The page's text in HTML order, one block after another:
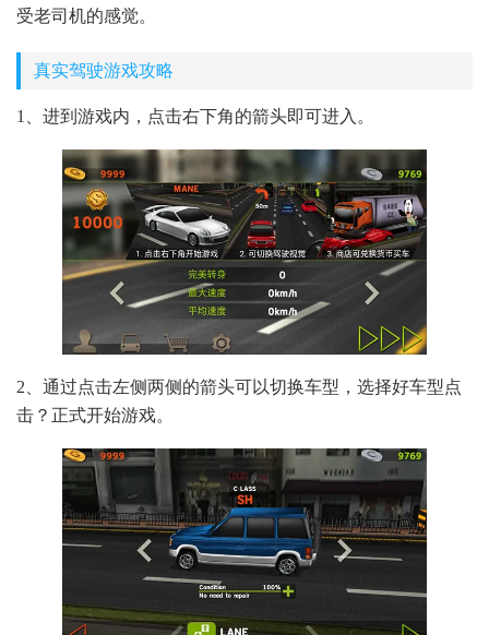
受老司机的感觉。
真实驾驶游戏攻略
1、进到游戏内，点击右下角的箭头即可进入。
2、通过点击左侧两侧的箭头可以切换车型，选择好车型点
击？正式开始游戏。